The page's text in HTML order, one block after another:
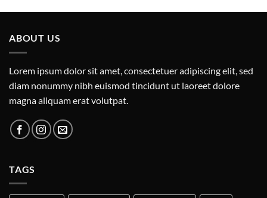
ABOUT US
Lorem ipsum dolor sit amet, consectetuer adipiscing elit, sed
diam nonummy nibh euismod tincidunt ut laoreet dolore
magna aliquam erat volutpat.
TAGS